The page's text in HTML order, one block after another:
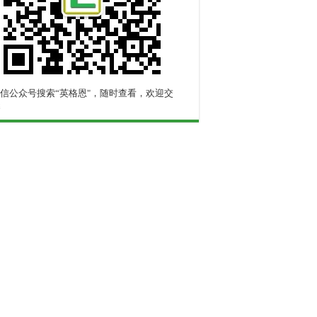
公众号搜索“英格恩"，随时查看，欢迎交